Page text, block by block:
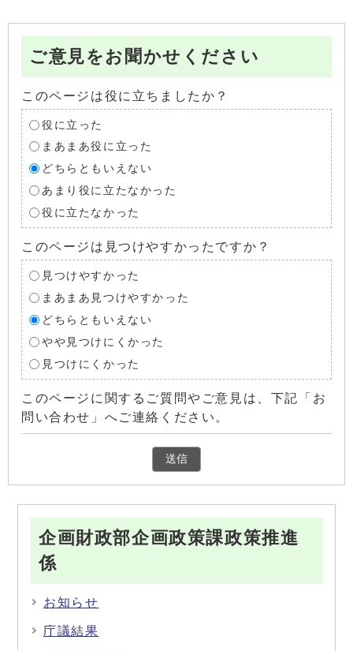
ご意見をお聞かせください
このページは役に立ちましたか？
役に立った
まあまあ役に立った
どちらともいえない
あまり役に立たなかった
役に立たなかった
このページは見つけやすかったですか？
見つけやすかった
まあまあ見つけやすかった
どちらともいえない
やや見つけにくかった
見つけにくかった
このページに関するご質問やご意見は、下記「お
問い合わせ」へご連絡ください。
企画財政部企画政策課政策推進
係
お知らせ
庁議結果